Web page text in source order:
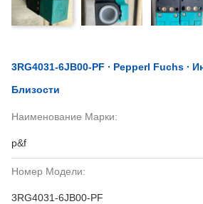
3RG4031-6JB00-PF ∙ Pepperl Fuchs ∙
Близости
Наименование Марки:
p&f
Номер Модели:
3RG4031-6JB00-PF